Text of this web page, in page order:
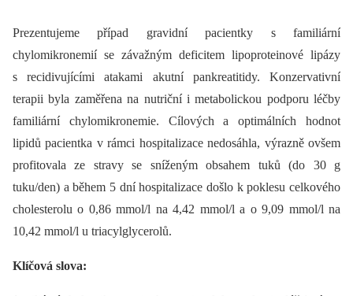
Prezentujeme případ gravidní pacientky s familiární
chylomikronemií se závažným deficitem lipoproteinové lipázy
s recidivujícími atakami akutní pankreatitidy. Konzervativní
terapii byla zaměřena na nutriční i metabolickou podporu léčby
familiární chylomikronemie. Cílových a optimálních hodnot
lipidů pacientka v rámci hospitalizace nedosáhla, výrazně ovšem
profitovala ze stravy se sníženým obsahem tuků (do 30 g
tuku/den) a během 5 dní hospitalizace došlo k poklesu celkového
cholesterolu o 0,86 mmol/l na 4,42 mmol/l a o 9,09 mmol/l na
10,42 mmol/l u triacylglycerolů.
Klíčová slova: